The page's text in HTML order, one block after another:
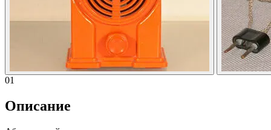
01
Описание